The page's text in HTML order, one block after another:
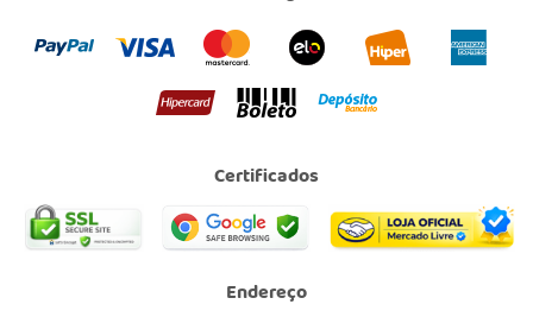
Certificados
Endereço